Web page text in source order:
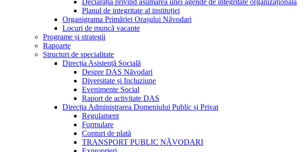
Declarația privind asumarea unei agende de integritate organizațională
Planul de integritate al instituției
Organigrama Primăriei Orașului Năvodari
Locuri de muncă vacante
Programe și strategii
Rapoarte
Structuri de specialitate
Direcția Asistență Socială
Despre DAS Năvodari
Diversitate și Incluziune
Evenimente Social
Raport de activitate DAS
Direcția Administrarea Domeniului Public și Privat
Regulament
Formulare
Conturi de plată
TRANSPORT PUBLIC NĂVODARI